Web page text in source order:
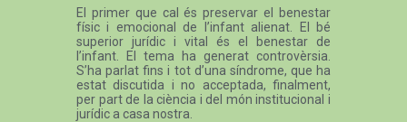
El primer que cal és preservar el benestar
físic i emocional de l’infant alienat. El bé
superior jurídic i vital és el benestar de
l’infant. El tema ha generat controvèrsia.
S’ha parlat fins i tot d’una síndrome, que ha
estat discutida i no acceptada, finalment,
per part de la ciència i del món institucional i
jurídic a casa nostra.